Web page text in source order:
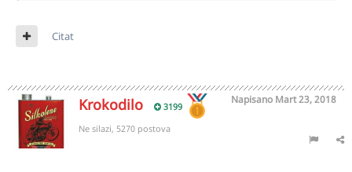
Karike
Variomat
Električni saug
Lezajeve u diferencijalu SKF
I još moram akumulator uzeti.
Još da mi je da ga nastelujem i stavim nove
Citat
Krokodilo 3199
Napisano Mart 23, 2018
Ne silazi, 5270 postova